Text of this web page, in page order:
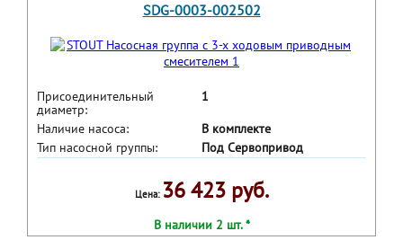
SDG-0003-002502
Присоединительный
диаметр:
1
Наличие насоса:
В комплекте
Тип насосной группы:
Под Сервопривод
Цена: 36 423 руб.
В наличии 2 шт. *